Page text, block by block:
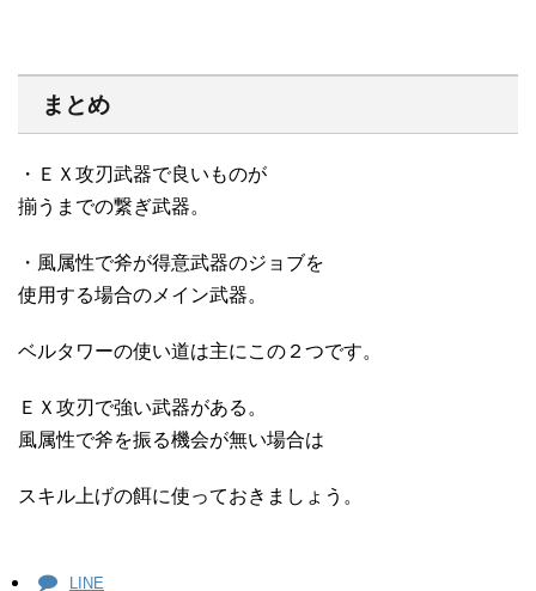
まとめ
・ＥＸ攻刃武器で良いものが
揃うまでの繋ぎ武器。
・風属性で斧が得意武器のジョブを
使用する場合のメイン武器。
ベルタワーの使い道は主にこの２つです。
ＥＸ攻刃で強い武器がある。
風属性で斧を振る機会が無い場合は
スキル上げの餌に使っておきましょう。
LINE